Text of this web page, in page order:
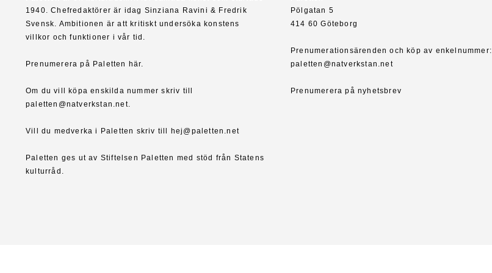
1940. Chefredaktörer är idag Sinziana Ravini & Fredrik
Svensk. Ambitionen är att kritiskt undersöka konstens
villkor och funktioner i vår tid.
Prenumerera på Paletten här.
Om du vill köpa enskilda nummer skriv till
paletten@natverkstan.net.
Vill du medverka i Paletten skriv till hej@paletten.net
Paletten ges ut av Stiftelsen Paletten med stöd från Statens
kulturråd.
Pölgatan 5
414 60 Göteborg
Prenumerationsärenden och köp av enkelnummer:
paletten@natverkstan.net
Prenumerera på nyhetsbrev